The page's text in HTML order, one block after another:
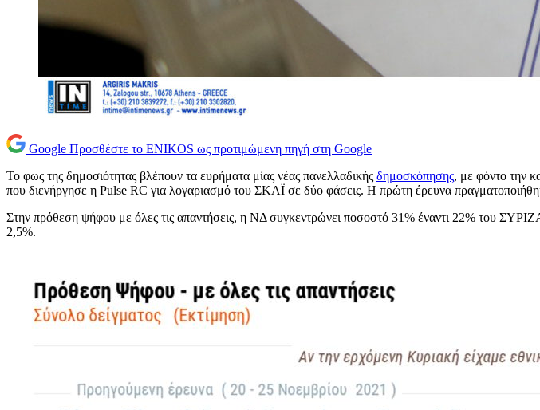
Google Προσθέστε το ENIKOS ως προτιμώμενη πηγή στη Google
Το φως της δημοσιότητας βλέπουν τα ευρήματα μίας νέας πανελλαδικής δημοσκόπησης, με φόντο την
που διενήργησε η Pulse RC για λογαριασμό του ΣΚΑΪ σε δύο φάσεις. Η πρώτη έρευνα
Στην πρόθεση ψήφου με όλες τις απαντήσεις, η ΝΔ συγκεντρώνει ποσοστό 31% έναντι 22% του
2,5%.